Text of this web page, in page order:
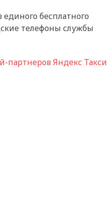
бесплатного
телефоны службы